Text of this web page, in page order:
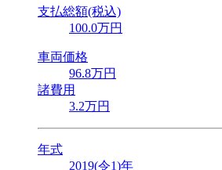
支払総額(税込)
100.0万円
車両価格
96.8万円
諸費用
3.2万円
年式
2019(令1)年